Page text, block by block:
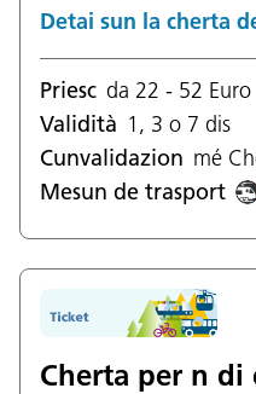
Detai sun la cherta
Priesc da 22 - 52 Euro
Validità 1, 3 o 7 dis
Cunvalidazion mé
Mesun de trasport
Cherta per n di